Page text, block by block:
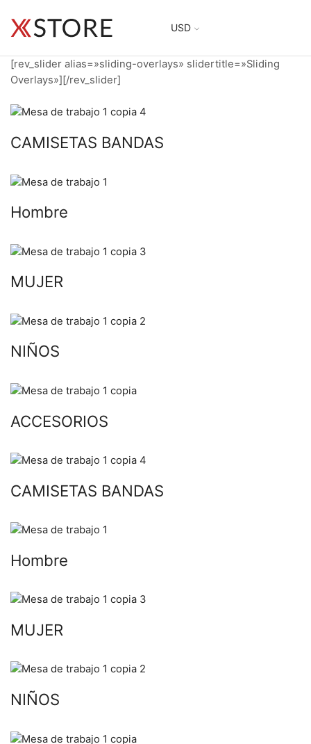
USD
[rev_slider alias=»sliding-overlays» slidertitle=»Sliding
Overlays»][/rev_slider]
CAMISETAS BANDAS
Hombre
MUJER
NIÑOS
ACCESORIOS
CAMISETAS BANDAS
Hombre
MUJER
NIÑOS